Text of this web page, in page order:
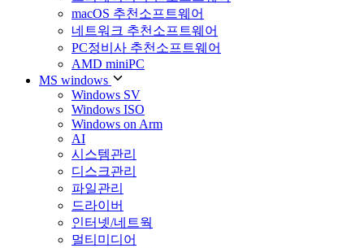
macOS 추천소프트웨어
네트워크 추천소프트웨어
PC정비사 추천소프트웨어
AMD miniPC
MS windows
Windows SV
Windows ISO
Windows on Arm
AI
시스템관리
디스크관리
파일관리
드라이버
인터넷/네트웍
멀티미디어